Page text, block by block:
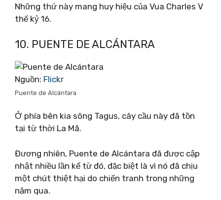
Những thứ này mang huy hiệu của Vua Charles V
thế kỷ 16.
10. PUENTE DE ALCÁNTARA
Nguồn: Flickr
Puente de Alcántara
Ở phía bên kia sông Tagus, cây cầu này đã tồn
tại từ thời La Mã.
Đương nhiên, Puente de Alcántara đã được cập
nhật nhiều lần kể từ đó, đặc biệt là vì nó đã chịu
một chút thiệt hại do chiến tranh trong những
năm qua.